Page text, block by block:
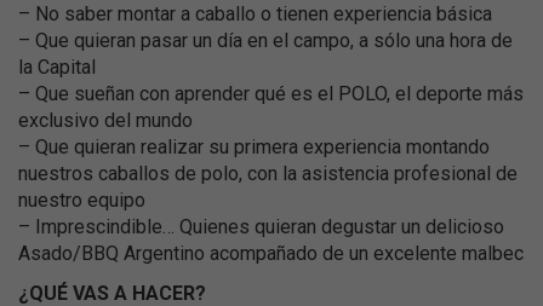
– No saber montar a caballo o tienen experiencia básica
– Que quieran pasar un día en el campo, a sólo una hora de
la Capital
– Que sueñan con aprender qué es el POLO, el deporte más
exclusivo del mundo
– Que quieran realizar su primera experiencia montando
nuestros caballos de polo, con la asistencia profesional de
nuestro equipo
– Imprescindible… Quienes quieran degustar un delicioso
Asado/BBQ Argentino acompañado de un excelente malbec
¿QUÉ VAS A HACER?